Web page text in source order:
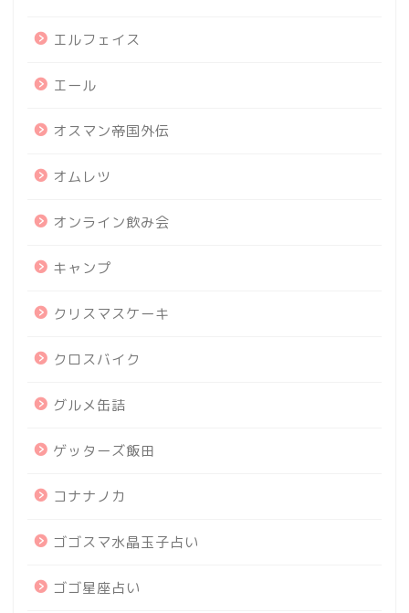
エルフェイス
エール
オスマン帝国外伝
オムレツ
オンライン飲み会
キャンプ
クリスマスケーキ
クロスバイク
グルメ缶詰
ゲッターズ飯田
コナナノカ
ゴゴスマ水晶玉子占い
ゴゴ星座占い